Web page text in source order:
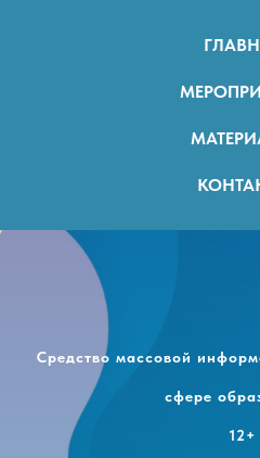
Средство массовой
сфере
12+